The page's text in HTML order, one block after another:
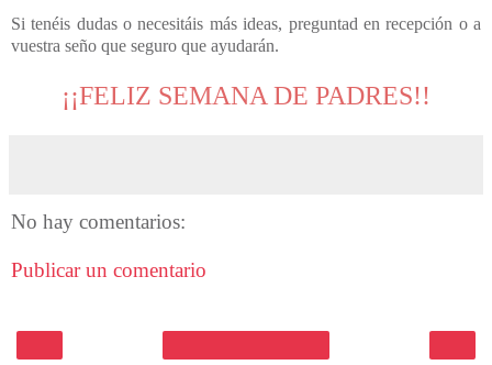
Si tenéis dudas o necesitáis más ideas, preguntad en recepción o a
vuestra seño que seguro que ayudarán.
¡¡FELIZ SEMANA DE PADRES!!
No hay comentarios:
Publicar un comentario